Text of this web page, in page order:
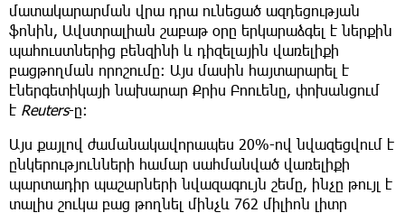
մատակարարման վրա դրա ունեցած ազդեցության
ֆոնին, Ավստրալիան շաբաթ օրը երկարաձգել է ներքին
պահուստներից բենզինի և դիզելային վառելիքի
բացթողման որոշումը։ Այս մասին հայտարարել է
էներգետիկայի նախարար Քրիս Բոուենը, փոխանցում
է Reuters-ը։
Այս քայլով ժամանակավորապես 20%-ով նվազեցվում է
ընկերությունների համար սահմանված վառելիքի
պարտադիր պաշարների նվազագույն շեմը, ինչը թույլ է
տալիս շուկա բաց թողնել մինչև 762 միլիոն լիտր